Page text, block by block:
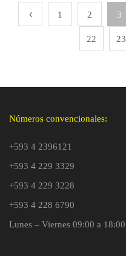
1 2 3
22 23
Números convencionales:
+593 4 2396121
+593 4 229 3329
+593 4 229 3228
+593 4 228 6790
Lunes – Viernes 09:00 a 18:00